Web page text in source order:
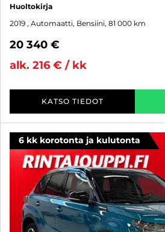
Huoltokirja
2019 , Automaatti, Bensiini, 81 000 km
20 340 €
alk. 216 € / kk
KATSO TIEDOT
6 kk korotonta ja kulutonta